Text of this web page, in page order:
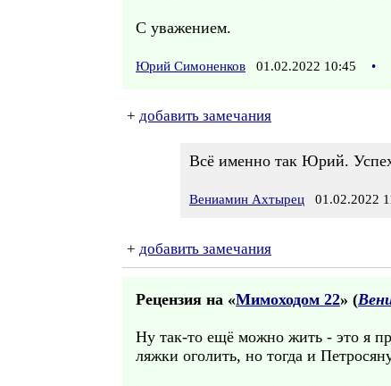
С уважением.
Юрий Симоненков 01.02.2022 10:45 •
+ добавить замечания
Всё именно так Юрий.
Вениамин Ахтырец 01.02.2022
+ добавить замечания
Рецензия на «Мимоходом 22» (
Ну так-то ещё можно жить - это я
ляжки оголить, но тогда и